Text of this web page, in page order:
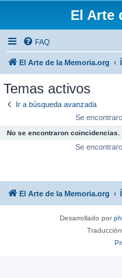
El Arte
FAQ
El Arte de la Memoria.org
Temas activos
Ir a búsqueda avanzada
Se
No se encontraron coincidencias.
Se
El Arte de la Memoria.org
Desarrollado por